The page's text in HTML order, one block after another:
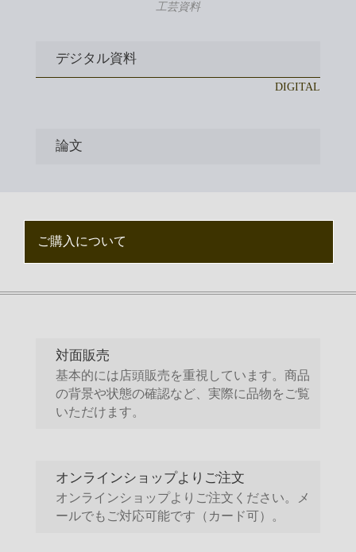
工芸資料
デジタル資料
DIGITAL
論文
ご購入について
対面販売
基本的には店頭販売を重視しています。商品
の背景や状態の確認など、実際に品物をご覧
いただけます。
オンラインショップよりご注文
オンラインショップよりご注文ください。メ
ールでもご対応可能です（カード可）。